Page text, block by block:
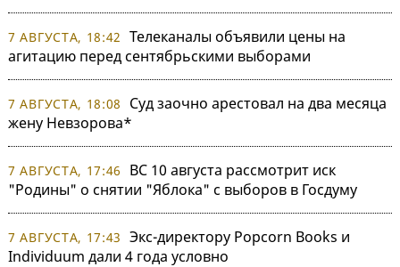
7 АВГУСТА, 18:42 Телеканалы объявили цены на
агитацию перед сентябрьскими выборами
7 АВГУСТА, 18:08
Суд заочно арестовал на два месяца
жену Невзорова*
7 АВГУСТА, 17:46
ВС 10 августа рассмотрит иск
"Родины" о снятии "Яблока" с выборов в Госдуму
7 АВГУСТА, 17:43 Экс-директору Popcorn Books и
Individuum дали 4 года условно